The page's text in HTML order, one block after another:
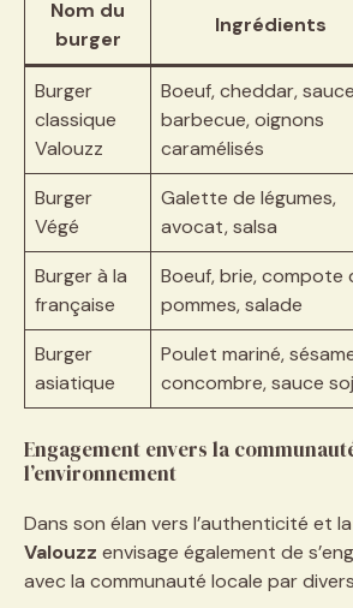
Nom du
burger
Ingrédients
Burger
classique
Valouzz
Boeuf, cheddar, sauce
barbecue, oignons
caramélisés
Burger
Végé
Galette de légumes,
avocat, salsa
Burger à la
française
Boeuf, brie, compote
pommes, salade
Burger
asiatique
Poulet mariné,
concombre, sauce
Engagement envers la
l’environnement
Dans son élan vers l’authenticité et
Valouzz envisage également de
avec la communauté locale par